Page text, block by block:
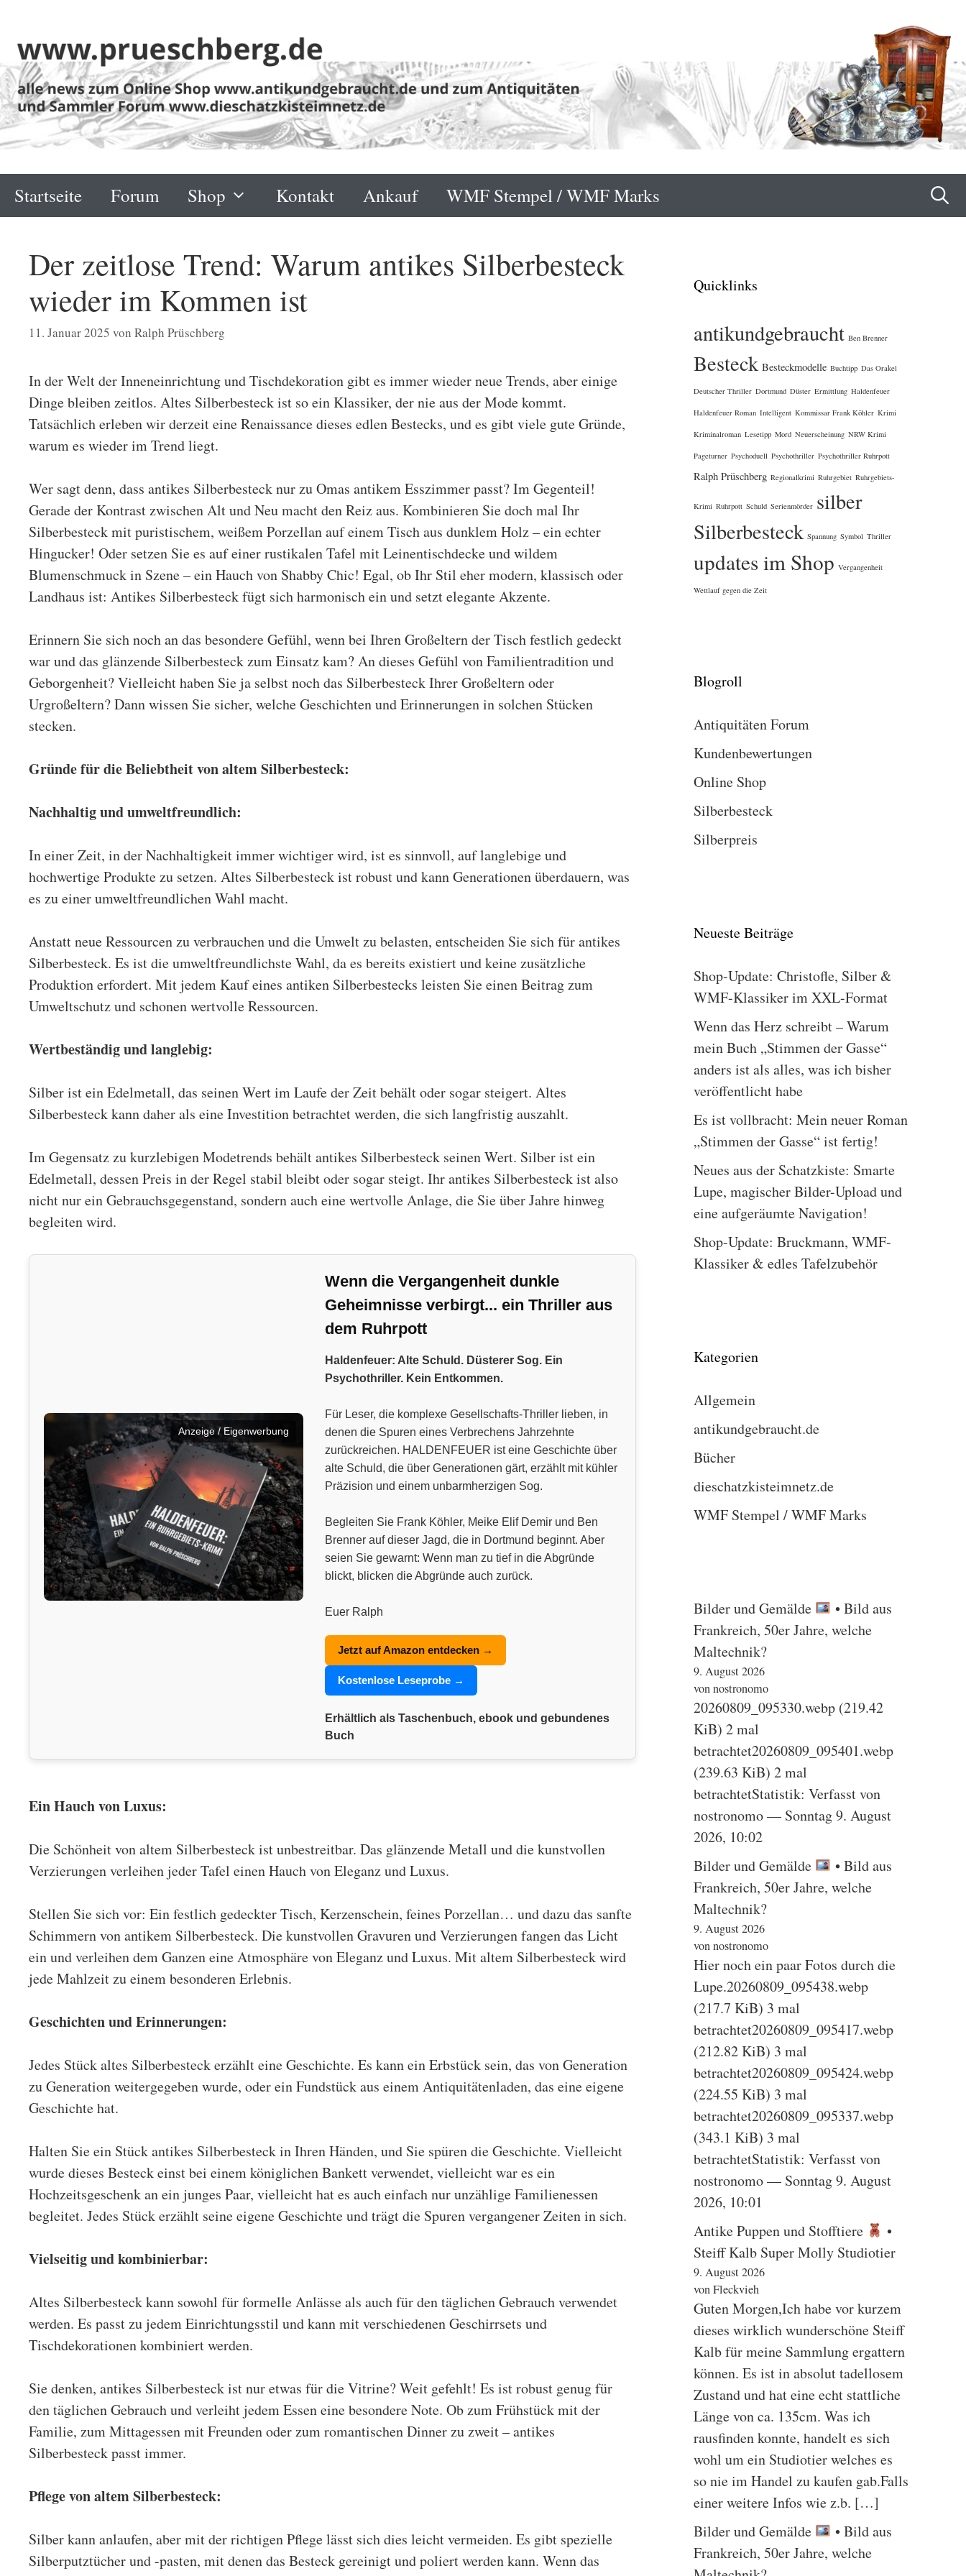
springen
Startseite Forum Shop Kontakt Ankauf WMF Stempel / WMF Marks
Der zeitlose Trend: Warum antikes Silberbesteck
wieder im Kommen ist
11. Januar 2025 von Ralph Prüschberg
In der Welt der Inneneinrichtung und Tischdekoration gibt es immer wieder neue Trends, aber einige
Dinge bleiben zeitlos. Altes Silberbesteckist so ein Klassiker, der nie aus der Mode kommt.
Tatsächlich erleben wir derzeit eine Renaissance dieses edlen Bestecks, und es gibt viele gute Gründe,
warum es wieder im Trend liegt.
Wer sagt denn, dass antikes Silberbesteck nur zu Omas antikem Esszimmer passt? Im Gegenteil!
Gerade der Kontrast zwischen Alt und Neu macht den Reiz aus. Kombinieren Sie doch mal Ihr
Silberbesteck mit puristischem, weißem Porzellan auf einem Tisch aus dunklem Holz – ein echter
Hingucker! Oder setzen Sie es auf einer rustikalen Tafel mit Leinentischdecke und wildem
Blumenschmuck in Szene – ein Hauch von Shabby Chic! Egal, ob Ihr Stil eher modern, klassisch oder
Landhaus ist: Antikes Silberbesteck fügt sich harmonisch ein und setzt elegante Akzente.
Erinnern Sie sich noch an das besondere Gefühl, wenn bei Ihren Großeltern der Tisch festlich gedeckt
war und das glänzende Silberbesteck zum Einsatz kam? An dieses Gefühl von Familientradition und
Geborgenheit? Vielleicht haben Sie ja selbst noch das Silberbesteck Ihrer Großeltern oder
Urgroßeltern? Dann wissen Sie sicher, welche Geschichten und Erinnerungen in solchen Stücken
stecken.
Gründe für die Beliebtheit von altemSilberbesteck:
Nachhaltig und umweltfreundlich:
In einer Zeit, in der Nachhaltigkeit immer wichtiger wird, ist es sinnvoll, auf langlebige und
hochwertige Produkte zu setzen. Altes Silberbesteckist robust und kann Generationen überdauern, was
es zu einer umweltfreundlichen Wahl macht.
Anstatt neue Ressourcen zu verbrauchen und die Umwelt zu belasten, entscheiden Sie sich für antikes
Silberbesteck. Es ist die umweltfreundlichste Wahl, da es bereits existiert und keine zusätzliche
Produktion erfordert. Mit jedem Kauf eines antiken Silberbestecks leisten Sie einen Beitrag zum
Umweltschutz und schonen wertvolle Ressourcen.
Wertbeständig und langlebig:
Silber ist ein Edelmetall, das seinen Wert im Laufe der Zeit behält oder sogar steigert. Altes
Silberbesteck kann daher als eine Investition betrachtet werden, die sich langfristig auszahlt.
Im Gegensatz zu kurzlebigen Modetrends behält antikes Silberbesteck seinen Wert. Silber ist ein
Edelmetall, dessen Preis in der Regel stabil bleibt oder sogar steigt. Ihr antikes Silberbesteck ist also
nicht nur ein Gebrauchsgegenstand, sondern auch eine wertvolle Anlage, die Sie über Jahre hinweg
begleiten wird.
Anzeige / Eigenwerbung
Wenn die Vergangenheit dunkle
Geheimnisse verbirgt... ein Thriller aus
dem Ruhrpott
Haldenfeuer: Alte Schuld. Düsterer Sog. Ein
Psychothriller. Kein Entkommen.
Für Leser, die komplexe Gesellschafts-Thriller lieben, in
denen die Spuren eines Verbrechens Jahrzehnte
zurückreichen. HALDENFEUER ist eine Geschichte über
alte Schuld, die über Generationen gärt, erzählt mit kühler
Präzision und einem unbarmherzigen Sog.
Begleiten Sie Frank Köhler, Meike Elif Demir und Ben
Brenner auf dieser Jagd, die in Dortmund beginnt. Aber
seien Sie gewarnt: Wenn man zu tief in die Abgründe
blickt, blicken die Abgründe auch zurück.
Euer Ralph
Jetzt auf Amazon entdecken →
Kostenlose Leseprobe →
Erhältlich als Taschenbuch, ebook und gebundenes
Buch
Ein Hauch von Luxus:
Die Schönheit von altem Silberbesteck ist unbestreitbar. Das glänzende Metall und die kunstvollen
Verzierungen verleihen jeder Tafel einen Hauch von Eleganz und Luxus.
Stellen Sie sich vor: Ein festlich gedeckter Tisch, Kerzenschein, feines Porzellan… und dazu das sanfte
Schimmern von antikem Silberbesteck. Die kunstvollen Gravuren und Verzierungen fangen das Licht
ein und verleihen dem Ganzen eine Atmosphäre von Eleganz und Luxus. Mit altem Silberbesteck wird
jede Mahlzeit zu einem besonderen Erlebnis.
Geschichten und Erinnerungen:
Jedes Stück altes Silberbesteckerzählt eine Geschichte. Es kann ein Erbstück sein, das von Generation
zu Generation weitergegeben wurde, oder ein Fundstück aus einem Antiquitätenladen, das eine eigene
Geschichte hat.
Halten Sie ein Stück antikes Silberbesteck in Ihren Händen, und Sie spüren die Geschichte. Vielleicht
wurde dieses Besteck einst bei einem königlichen Bankett verwendet, vielleicht war es ein
Hochzeitsgeschenk an ein junges Paar, vielleicht hat es auch einfach nur unzählige Familienessen
begleitet. Jedes Stück erzählt seine eigene Geschichte und trägt die Spuren vergangener Zeiten in sich.
Vielseitig und kombinierbar:
Altes Silberbesteck kann sowohl für formelle Anlässe als auch für den täglichen Gebrauch verwendet
werden. Es passt zu jedem Einrichtungsstil und kann mit verschiedenen Geschirrsets und
Tischdekorationen kombiniert werden.
Sie denken, antikes Silberbesteck ist nur etwas für die Vitrine? Weit gefehlt! Es ist robust genug für
den täglichen Gebrauch und verleiht jedem Essen eine besondere Note. Ob zum Frühstück mit der
Familie, zum Mittagessen mit Freunden oder zum romantischen Dinner zu zweit – antikes
Silberbesteck passt immer.
Pflege von altem Silberbesteck:
Silber kann anlaufen, aber mit der richtigen Pflege lässt sich dies leicht vermeiden. Es gibt spezielle
Silberputztücher und -pasten, mit denen das Besteck gereinigt und poliert werden kann. Wenn das
Quicklinks
antikundgebraucht Ben Brenner
Besteck Besteckmodelle Buchtipp Das Orakel
Deutscher Thriller Dortmund Düster Ermittlung Haldenfeuer
Haldenfeuer Roman Intelligent Kommissar Frank Köhler Krimi
Kriminalroman Lesetipp Mord Neuerscheinung NRW Krimi
Pageturner Psychoduell Psychothriller Psychothriller Ruhrpott
Ralph Prüschberg Regionalkrimi Ruhrgebiet Ruhrgebiets-
Krimi Ruhrpott Schuld Serienmörder silber
Silberbesteck Spannung Symbol Thriller
updates im Shop Vergangenheit
Wettlauf gegen die Zeit
Blogroll
Antiquitäten Forum
Kundenbewertungen
Online Shop
Silberbesteck
Silberpreis
Neueste Beiträge
Shop-Update: Christofle, Silber &
WMF-Klassiker im XXL-Format
Wenn das Herz schreibt – Warum
mein Buch „Stimmen der Gasse“
anders ist als alles, was ich bisher
veröffentlicht habe
Es ist vollbracht: Mein neuer Roman
„Stimmen der Gasse“ ist fertig!
Neues aus der Schatzkiste: Smarte
Lupe, magischer Bilder-Upload und
eine aufgeräumte Navigation!
Shop-Update: Bruckmann, WMF-
Klassiker & edles Tafelzubehör
Kategorien
Allgemein
antikundgebraucht.de
Bücher
dieschatzkisteimnetz.de
WMF Stempel / WMF Marks
Bilder und Gemälde
• Bild aus
Frankreich, 50er Jahre, welche
Maltechnik?
9. August 2026
von nostronomo
20260809_095330.webp (219.42
KiB) 2 mal
betrachtet20260809_095401.webp
(239.63 KiB) 2 mal
betrachtetStatistik: Verfasst von
nostronomo — Sonntag 9. August
2026, 10:02
Bilder und Gemälde
• Bild aus
Frankreich, 50er Jahre, welche
Maltechnik?
9. August 2026
von nostronomo
Hier noch ein paar Fotos durch die
Lupe.20260809_095438.webp
(217.7 KiB) 3 mal
betrachtet20260809_095417.webp
(212.82 KiB) 3 mal
betrachtet20260809_095424.webp
(224.55 KiB) 3 mal
betrachtet20260809_095337.webp
(343.1 KiB) 3 mal
betrachtetStatistik: Verfasst von
nostronomo — Sonntag 9. August
2026, 10:01
Antike Puppen und Stofftiere
•
Steiff Kalb Super Molly Studiotier
9. August 2026
von Fleckvieh
Guten Morgen,Ich habe vor kurzem
dieses wirklich wunderschöne Steiff
Kalb für meine Sammlung ergattern
können. Es ist in absolut tadellosem
Zustand und hat eine echt stattliche
Länge von ca. 135cm. Was ich
rausfinden konnte, handelt es sich
wohl um ein Studiotier welches es
so nie im Handel zu kaufen gab.Falls
einer weitere Infos wie z.b. […]
Bilder und Gemälde
• Bild aus
Frankreich, 50er Jahre, welche